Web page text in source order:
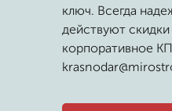
ключ. Всегда
действуют
корпоративное